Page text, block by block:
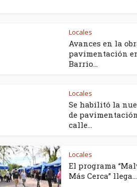
Locales
Avances en la
pavimentación
Barrio...
Locales
Se habilitó la
de
calle...
Locales
El programa
Más Cerca” llega...